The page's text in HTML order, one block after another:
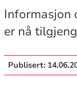
Informasjon
er nå
Publisert: